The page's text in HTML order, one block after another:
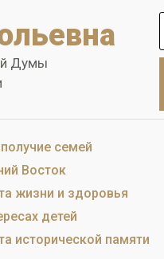
Думы
семей
Восток
жизни и здоровья
детей
исторической памяти